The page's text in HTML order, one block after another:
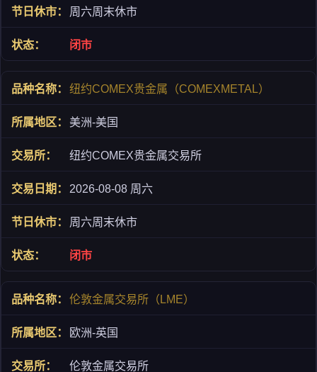
周六周末休市
闭市
纽约COMEX贵金属（COMEXMETAL）
美洲-美国
纽约COMEX贵金属交易所
2026-08-08 周六
周六周末休市
闭市
伦敦金属交易所（LME）
欧洲-英国
伦敦金属交易所